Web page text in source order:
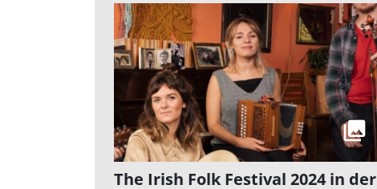
The Irish Folk Festival 2024 in der